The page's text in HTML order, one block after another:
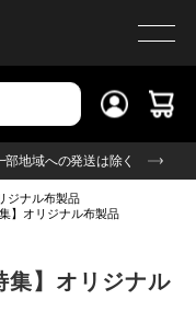
部地域への発送は除く
ジナル布製品
】オリジナル布製品
集】オリジナル